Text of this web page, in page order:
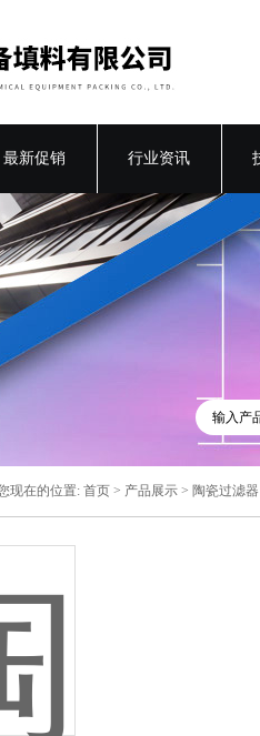
最新促销 行业资讯
现在的位置: 首页 > 产品展示 > 陶瓷过滤器